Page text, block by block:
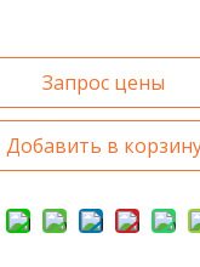
Запрос цены
Добавить в